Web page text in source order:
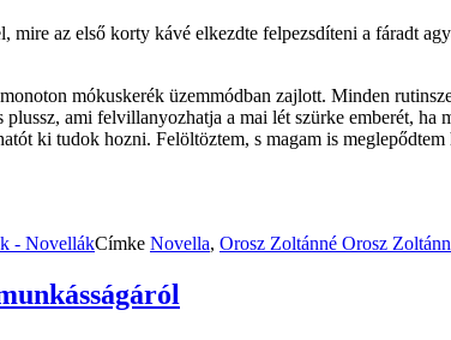
mire az első korty kávé elkezdte felpezsdíteni a fáradt
mókuskerék üzemmódban zajlott. Minden
ami felvillanyozhatja a mai lét szürke emberét,
ki tudok hozni. Felöltöztem, s magam is
- NovellákCímke Novella, Orosz Zoltánné Orosz